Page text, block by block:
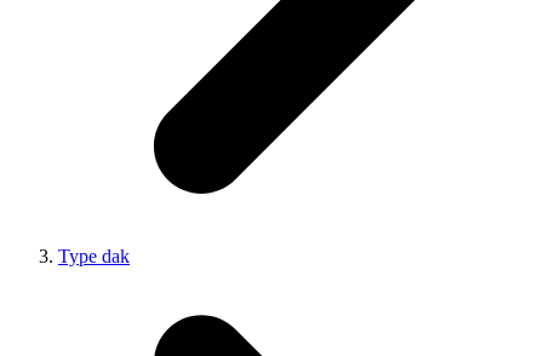
Type dak